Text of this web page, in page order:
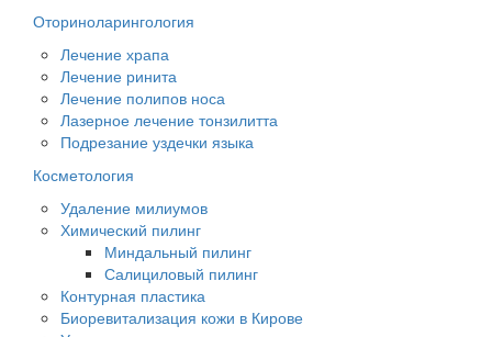
Оториноларингология
Лечение храпа
Лечение ринита
Лечение полипов носа
️Лазерное лечение тонзилитта
Подрезание уздечки языка
Косметология
Удаление милиумов
Химический пилинг
Миндальный пилинг
Салициловый пилинг
Контурная пластика
Биоревитализация кожи в Кирове